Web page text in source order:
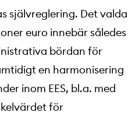
självreglering. Det valda
euro innebär således
bördan för
en harmonisering
inom EES, bl.a. med
för